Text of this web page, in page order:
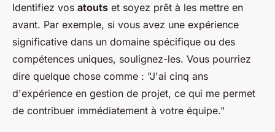
Identifiez vos atouts et soyez prêt à les mettre en
avant. Par exemple, si vous avez une expérience
significative dans un domaine spécifique ou des
compétences uniques, soulignez-les. Vous pourriez
dire quelque chose comme : "J'ai cinq ans
d'expérience en gestion de projet, ce qui me permet
de contribuer immédiatement à votre équipe."